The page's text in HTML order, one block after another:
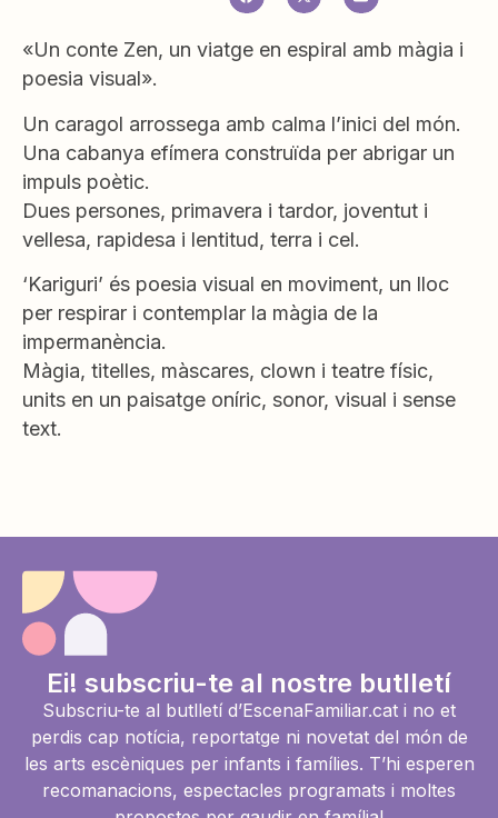
«Un conte Zen, un viatge en espiral amb màgia i
poesia visual».
Un caragol arrossega amb calma l’inici del món.
Una cabanya efímera construïda per abrigar un
impuls poètic.
Dues persones, primavera i tardor, joventut i
vellesa, rapidesa i lentitud, terra i cel.
‘Kariguri’ és poesia visual en moviment, un lloc
per respirar i contemplar la màgia de la
impermanència.
Màgia, titelles, màscares, clown i teatre físic,
units en un paisatge oníric, sonor, visual i sense
text.
Ei! subscriu-te al nostre butlletí
Subscriu-te al butlletí d’EscenaFamiliar.cat i no et
perdis cap notícia, reportatge ni novetat del món de
les arts escèniques per infants i famílies. T’hi esperen
recomanacions, espectacles programats i moltes